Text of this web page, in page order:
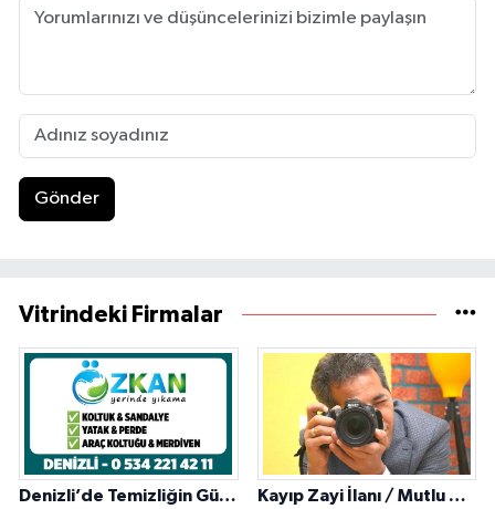
Gönder
Vitrindeki Firmalar
Denizli’de Temizliğin Güvenilir Adresi: Özkan Yerinde Yıkama Kayıp Zayi İlanı / Mutlu Ajans / Denizli